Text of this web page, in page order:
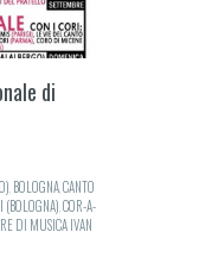
di
BOLOGNACANTO
(BOLOGNA) COR-A-
DI MUSICA IVAN